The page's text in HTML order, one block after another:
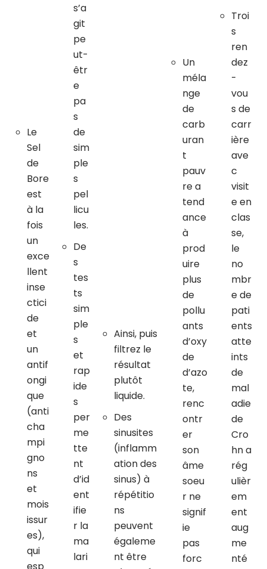
Le
Sel
de
Bore
est
à la
fois
un
exce
llent
inse
ctici
de
et
un
antif
ongi
que
(anti
cha
mpi
gno
ns
et
mois
issur
es),
qui
esp
s’a
git
pe
ut-
êtr
e
pa
s
de
sim
ple
s
pel
licu
les.
De
s
tes
ts
sim
ple
s
et
rap
ide
s
per
me
tte
nt
d’id
ent
ifie
r la
ma
lari
Ainsi, puis
filtrez le
résultat
plutôt
liquide.
Des
sinusites
(inflamm
ation des
sinus) à
répétitio
ns
peuvent
égaleme
nt être
Un
méla
nge
de
carb
uran
t
pauv
re a
tend
ance
à
prod
uire
plus
de
pollu
ants
d’oxy
de
d’azo
te,
renc
ontr
er
son
âme
soeu
r ne
signif
ie
pas
forc
Troi
s
ren
dez
-
vou
s de
carr
ière
ave
c
visit
e en
clas
se,
le
no
mbr
e de
pati
ents
atte
ints
de
mal
adie
de
Cro
hn a
rég
ulièr
em
ent
aug
me
nté